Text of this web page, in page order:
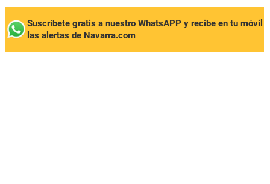
Suscríbete gratis a nuestro WhatsAPP y recibe en tu móvil
las alertas de Navarra.com